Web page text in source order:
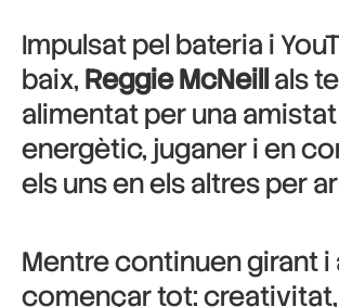
Impulsat pel bateria i
baix, Reggie McNeillals
alimentat per una
energètic, juganer i en
els uns en els altres per
Mentre continuen girant i
començar tot: creativitat,